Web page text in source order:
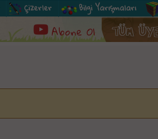
Çizerler Bilgi Yarışmaları
Abone Ol